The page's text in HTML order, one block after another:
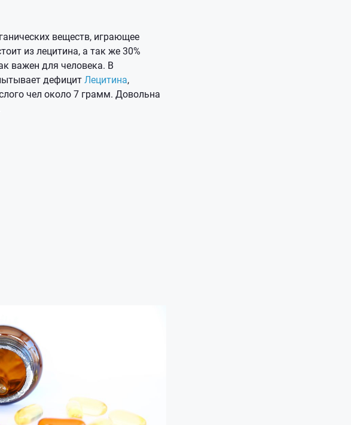
веществ, играющее
из лецитина, а так же 30%
важен для человека. В
дефицитЛецитина,
чел около 7 грамм. Довольна